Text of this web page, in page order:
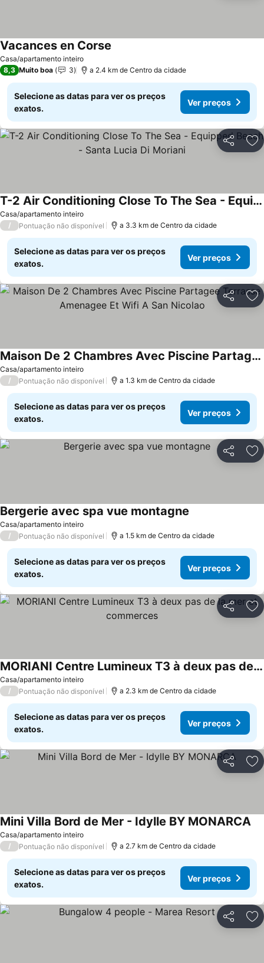
Casa/apartamento inteiro
Vacances en Corse
8,3 Muito boa 3 a 2.4 km de Centro da cidade
Selecione as datas para ver os preços
exatos.
Ver preços
Partilhar
Casa/apartamento inteiro
T-2 Air Conditioning Close To The Sea - Equipped Beach - Santa Lucia Di Moriani
/ Pontuação não disponível a 3.3 km de Centro da cidade
Selecione as datas para ver os preços
exatos.
Ver preços
Partilhar
Casa/apartamento inteiro
Maison De 2 Chambres Avec Piscine Partagee Terrasse Amenagee Et Wifi A San Nicolao
/ Pontuação não disponível a 1.3 km de Centro da cidade
Selecione as datas para ver os preços
exatos.
Ver preços
Partilhar
Casa/apartamento inteiro
Bergerie avec spa vue montagne
/ Pontuação não disponível a 1.5 km de Centro da cidade
Selecione as datas para ver os preços
exatos.
Ver preços
Partilhar
Casa/apartamento inteiro
MORIANI Centre Lumineux T3 à deux pas de la mer et commerces
/ Pontuação não disponível a 2.3 km de Centro da cidade
Selecione as datas para ver os preços
exatos.
Ver preços
Partilhar
Casa/apartamento inteiro
Mini Villa Bord de Mer - Idylle BY MONARCA
/ Pontuação não disponível a 2.7 km de Centro da cidade
Selecione as datas para ver os preços
exatos.
Ver preços
Partilhar